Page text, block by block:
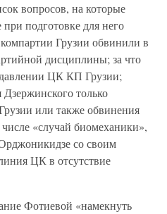
вопросов, на которые
подготовке для него
Грузии обвинили в
дисциплины; за что
ЦК КП Грузии;
только
или также обвинения
«случай биомеханики»,
со своим
ЦК в отсутствие
Фотиевой «намекнуть